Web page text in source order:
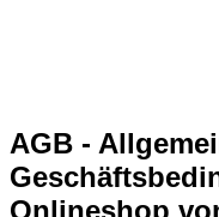
AGB -
Onlineshop